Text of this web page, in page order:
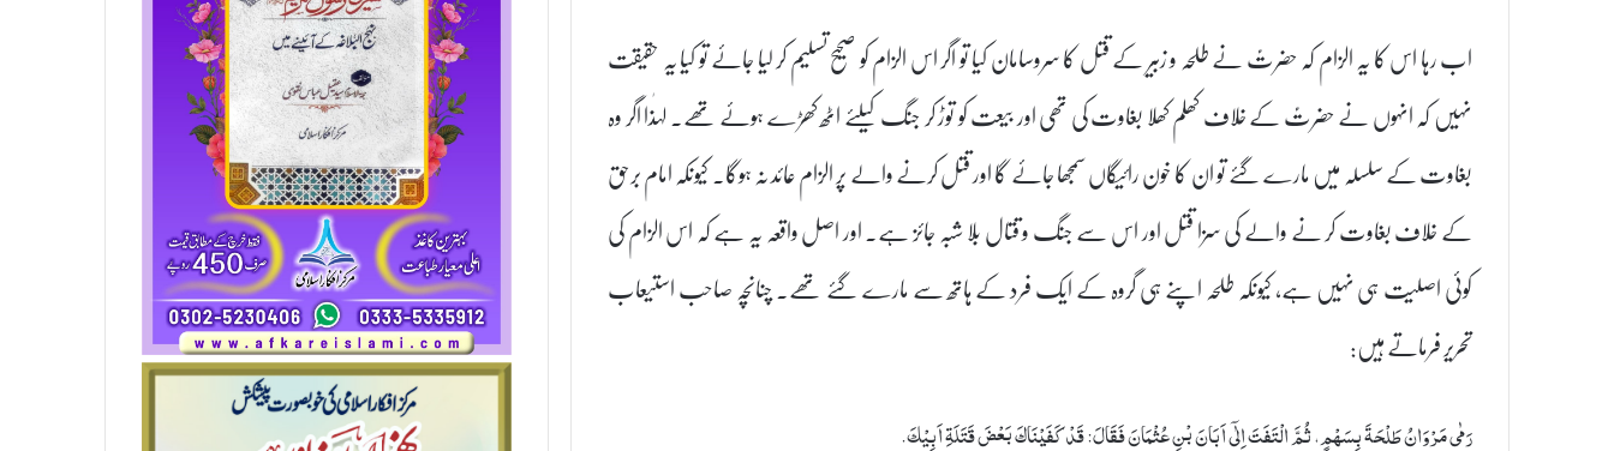
اب رہا اس کا یہ الزام کہ حضرتؑ نے طلحہ و زبیر کے قتل کا سروسامان کیا تو اگر اس الزام کو صحیح تسلیم کر لیا جائے تو کیا یہ حقیقت
نہیں کہ انہوں نے حضرتؑ کے خلاف کھلم کھلا بغاوت کی تھی اور بیعت کو توڑ کر جنگ کیلئے اٹھ کھڑے ہوئے تھے۔ لہٰذا اگر وہ
بغاوت کے سلسلہ میں مارے گئے تو ان کا خون رائیگاں سمجھا جائے گا اور قتل کرنے والے پر الزام عائد نہ ہوگا۔ کیونکہ امام برحق
کے خلاف بغاوت کر نے والے کی سزا قتل اور اس سے جنگ و قتال بلا شبہ جائز ہے۔ اور اصل واقعہ یہ ہے کہ اس الزام کی
کوئی اصلیت ہی نہیں ہے، کیونکہ طلحہ اپنے ہی گروہ کے ایک فرد کے ہاتھ سے مارے گئے تھے۔ چنانچہ صاحب استیعاب
تحریر فرماتے ہیں:
رَمٰى مَرْوَانُ طَلْحَةَ بِسَهْمٍ، ثُمَّ الْتَفَتَ اِلٰۤى اَبَانَ بْنِ عُثْمَانَ فَقَالَ: قَدْ كَفَيْنَاكَ بَعْضَ قَتَلَةِ اَبِيْكَ.